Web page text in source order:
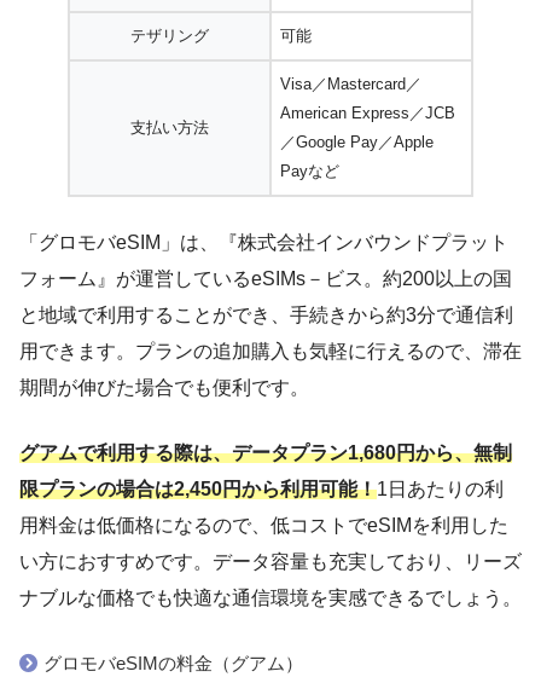
テザリング 可能
支払い方法
Visa／Mastercard／
American Express／JCB
／Google Pay／Apple
Payなど
「グロモバeSIM」は、『株式会社インバウンドプラット
フォーム』が運営しているeSIMs－ビス。約200以上の国
と地域で利用することができ、手続きから約3分で通信利
用できます。プランの追加購入も気軽に行えるので、滞在
期間が伸びた場合でも便利です。
グアムで利用する際は、データプラン1,680円から、無制
限プランの場合は2,450円から利用可能！1日あたりの利
用料金は低価格になるので、低コストでeSIMを利用した
い方におすすめです。データ容量も充実しており、リーズ
ナブルな価格でも快適な通信環境を実感できるでしょう。
グロモバeSIMの料金（グアム）